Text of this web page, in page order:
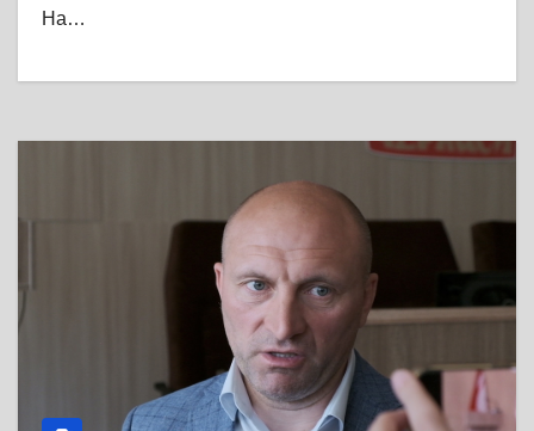
На…